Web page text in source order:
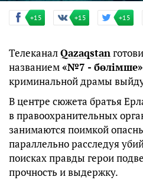
+15 +15 +15
ТелеканалQazaqstan
названием«№7 - бөлімше»
криминальной драмы
В центре сюжета братья
в правоохранительных
занимаются поимкой
параллельно расследуя
поисках правды герои
прочность и выдержку.